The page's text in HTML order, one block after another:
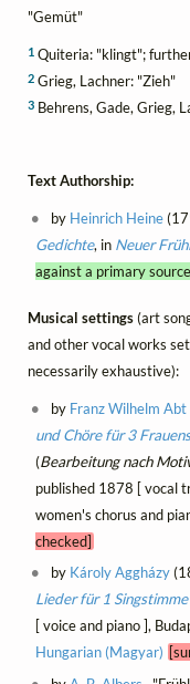
"Gemüt"
1 Quiteria: "klingt";
2 Grieg, Lachner: "Zieh"
3 Behrens, Gade, Grieg,
Text Authorship:
by Heinrich Heine
Gedichte, in Neuer
against a primary
Musical settings(art
and other vocal works
necessarily exhaustive):
by Franz Wilhelm Abt
und Chöre für 3
(Bearbeitung nach
published 1878 [ vocal
women's chorus and
checked]
by Károly Aggházy
Lieder für 1
[ voice and piano ],
Hungarian (Magyar)